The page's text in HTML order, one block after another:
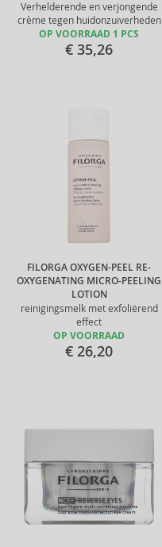
Verhelderende en verjongende
crème tegen huidonzuiverheden
OP VOORRAAD 1 PCS
€ 35,26
FILORGA OXYGEN-PEEL RE-
OXYGENATING MICRO-PEELING
LOTION
reinigingsmelk met exfoliërend
effect
OP VOORRAAD
€ 26,20